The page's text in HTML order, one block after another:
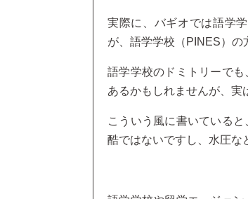
実際に、バギオでは語学
が、語学学校（PINES）の
語学学校のドミトリーで
あるかもしれませんが、実
こういう風に書いている
酷ではないですし、水圧な